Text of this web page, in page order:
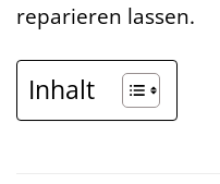
reparieren lassen.
Inhalt